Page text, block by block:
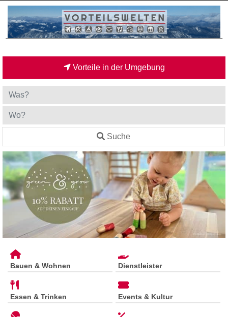
Vorteile in der Umgebung
Suche
Bauen & Wohnen Dienstleister
Essen & Trinken Events & Kultur